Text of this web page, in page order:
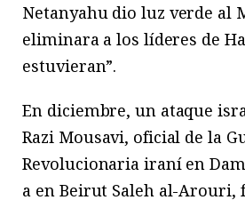
Netanyahu dio luz verde al
eliminara a los líderes de
estuvieran”.
En diciembre, un ataque
Razi Mousavi, oficial de la
Revolucionaria iraní en
a en Beirut Saleh al-Arouri,